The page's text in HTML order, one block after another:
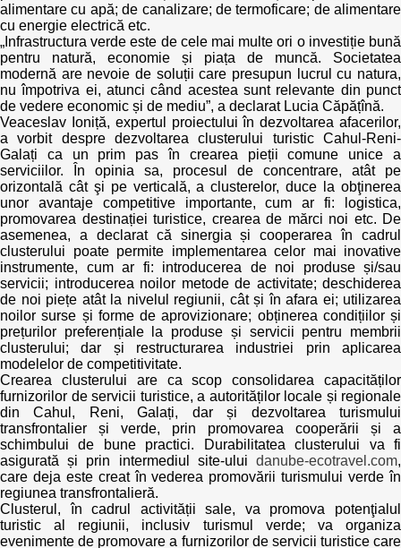
alimentare cu apă; de canalizare; de termoficare; de alimentare
cu energie electrică etc.
„Infrastructura verde este de cele mai multe ori o investiție bună
pentru natură, economie și piața de muncă. Societatea
modernă are nevoie de soluții care presupun lucrul cu natura,
nu împotriva ei, atunci când acestea sunt relevante din punct
de vedere economic și de mediu”, a declarat Lucia Căpățînă.
Veaceslav Ioniță, expertul proiectului în dezvoltarea afacerilor,
a vorbit despre dezvoltarea clusterului turistic Cahul-Reni-
Galați ca un prim pas în crearea pieții comune unice a
serviciilor. În opinia sa, procesul de concentrare, atât pe
orizontală cât şi pe verticală, a clusterelor, duce la obţinerea
unor avantaje competitive importante, cum ar fi: logistica,
promovarea destinației turistice, crearea de mărci noi etc. De
asemenea, a declarat că sinergia și cooperarea în cadrul
clusterului poate permite implementarea celor mai inovative
instrumente, cum ar fi: introducerea de noi produse și/sau
servicii; introducerea noilor metode de activitate; deschiderea
de noi piețe atât la nivelul regiunii, cât și în afara ei; utilizarea
noilor surse și forme de aprovizionare; obținerea condițiilor și
prețurilor preferențiale la produse și servicii pentru membrii
clusterului; dar și restructurarea industriei prin aplicarea
modelelor de competitivitate.
Crearea clusterului are ca scop consolidarea capacităților
furnizorilor de servicii turistice, a autorităților locale și regionale
din Cahul, Reni, Galați, dar și dezvoltarea turismului
transfrontalier și verde, prin promovarea cooperării și a
schimbului de bune practici. Durabilitatea clusterului va fi
asigurată și prin intermediul site-ului danube-ecotravel.com,
care deja este creat în vederea promovării turismului verde în
regiunea transfrontalieră.
Clusterul, în cadrul activității sale, va promova potenţialul
turistic al regiunii, inclusiv turismul verde; va organiza
evenimente de promovare a furnizorilor de servicii turistice care